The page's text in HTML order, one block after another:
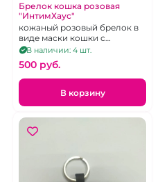
Брелок кошка розовая
"ИнтимХаус"
кожаный розовый брелок в
виде маски кошки с
металлическим кольцом
В наличии: 4 шт.
500 pуб.
В корзину